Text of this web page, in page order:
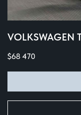
VOLKSWAGEN
$68 470